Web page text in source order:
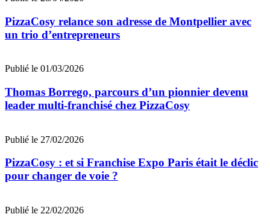
PizzaCosy relance son adresse de Montpellier avec
un trio d’entrepreneurs
Publié le 01/03/2026
Thomas Borrego, parcours d’un pionnier devenu
leader multi-franchisé chez PizzaCosy
Publié le 27/02/2026
PizzaCosy : et si Franchise Expo Paris était le déclic
pour changer de voie ?
Publié le 22/02/2026